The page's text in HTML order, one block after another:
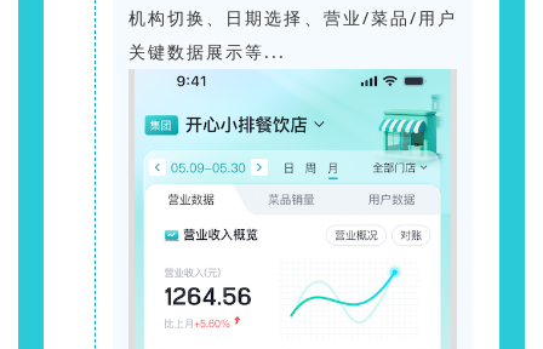
机构切换、日期选择、营业/菜品/用户
关键数据展示等...